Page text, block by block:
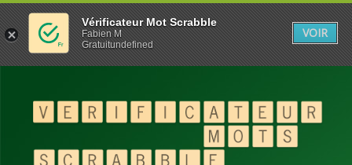
Vérificateur Mot Scrabble
Fabien M
Gratuitundefined
VOIR